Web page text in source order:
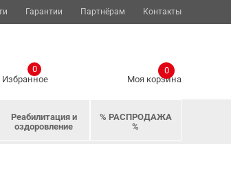
Гарантии Партнёрам Контакты
Избранное
0
Моя корзина
0
Реабилитация и
оздоровление
% РАСПРОДАЖА
%